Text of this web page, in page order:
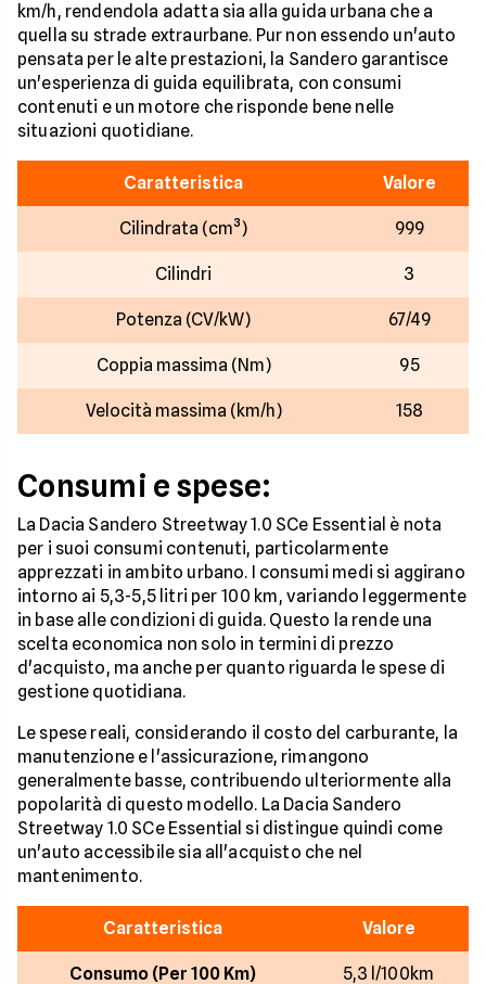
km/h, rendendola adatta sia alla guida urbana che a
quella su strade extraurbane. Pur non essendo un'auto
pensata per le alte prestazioni, la Sandero garantisce
un'esperienza di guida equilibrata, con consumi
contenuti e un motore che risponde bene nelle
situazioni quotidiane.
Caratteristica Valore
Cilindrata (cm³) 999
Cilindri 3
Potenza (CV/kW) 67/49
Coppia massima (Nm) 95
Velocità massima (km/h) 158
Consumi e spese:
La Dacia Sandero Streetway 1.0 SCe Essential è nota
per i suoi consumi contenuti, particolarmente
apprezzati in ambito urbano. I consumi medi si aggirano
intorno ai 5,3-5,5 litri per 100 km, variando leggermente
in base alle condizioni di guida. Questo la rende una
scelta economica non solo in termini di prezzo
d'acquisto, ma anche per quanto riguarda le spese di
gestione quotidiana.
Le spese reali, considerando il costo del carburante, la
manutenzione e l'assicurazione, rimangono
generalmente basse, contribuendo ulteriormente alla
popolarità di questo modello. La Dacia Sandero
Streetway 1.0 SCe Essential si distingue quindi come
un'auto accessibile sia all'acquisto che nel
mantenimento.
Caratteristica Valore
Consumo (Per 100 Km) 5,3 l/100km